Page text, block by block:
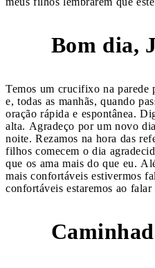
Bom dia,
Temos um crucifixo na parede
e, todas as manhãs, quando
oração rápida e espontânea.
alta. Agradeço por um novo
noite. Rezamos na hora das
filhos comecem o dia
que os ama mais do que eu.
mais confortáveis estivermos
confortáveis estaremos ao falar